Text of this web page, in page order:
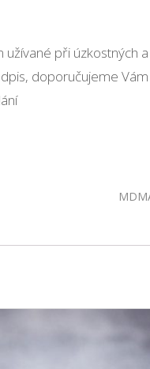
při úzkostných
doporučujeme